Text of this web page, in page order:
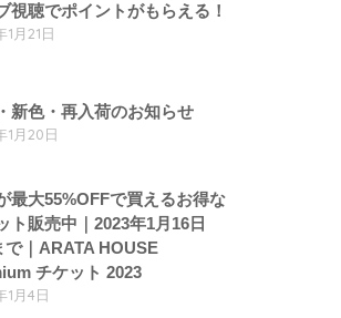
視聴でポイントがもらえる！
1月21日
新色・再入荷のお知らせ
1月20日
最大55%OFFで買えるお得な
ト販売中｜2023年1月16日
で｜ARATA HOUSE
チケット 2023
1月4日